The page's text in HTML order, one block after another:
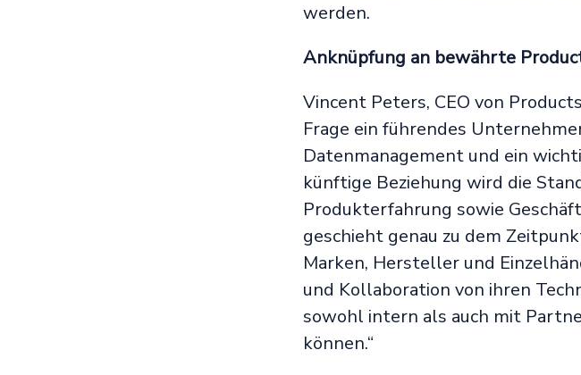
werden.
Anknüpfung an bewährte
Vincent Peters, CEO von
Frage ein führendes
Datenmanagement und ein
künftige Beziehung wird die
Produkterfahrung sowie
geschieht genau zu dem
Marken, Hersteller und
und Kollaboration von ihren
sowohl intern als auch mit
können.“